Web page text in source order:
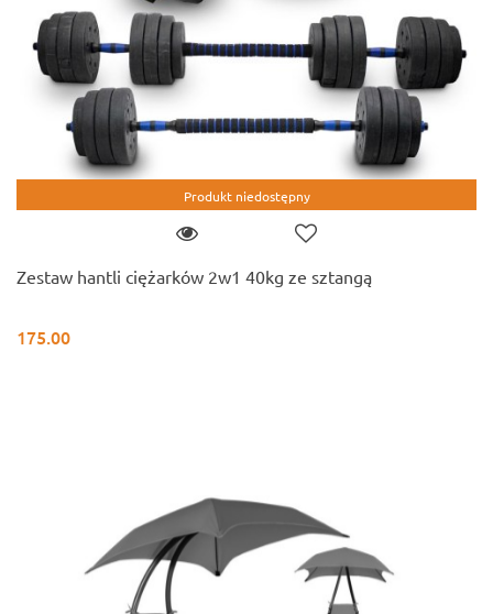
Produkt niedostępny
Zestaw hantli ciężarków 2w1 40kg ze sztangą
175.00